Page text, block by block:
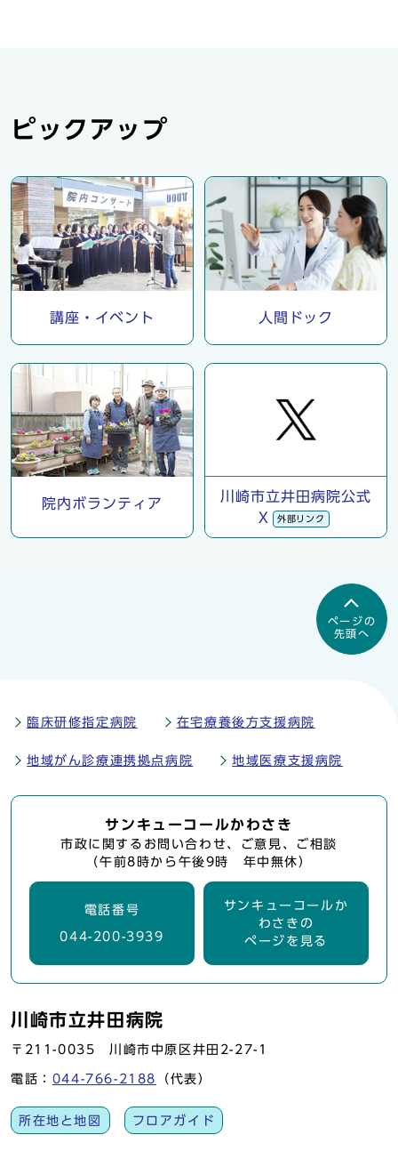
ピックアップ
講座・イベント 人間ドック
院内ボランティア
川崎市立井田病院公式
X
外部リンク
ページの
先頭へ
臨床研修指定病院 在宅療養後方支援病院
地域がん診療連携拠点病院 地域医療支援病院
サンキューコールかわさき
市政に関するお問い合わせ、ご意見、ご相談
（午前8時から午後9時 年中無休）
電話番号
044-200-3939
サンキューコールか
わさきの
ページを見る
川崎市立井田病院
〒211-0035 川崎市中原区井田2-27-1
電話： 044-766-2188 （代表）
所在地と地図 フロアガイド